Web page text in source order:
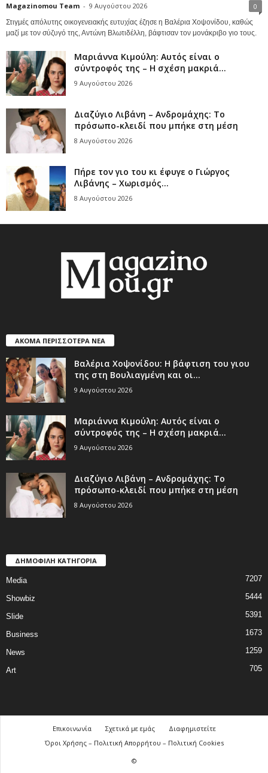
Magazinomou Team - 9 Αυγούστου 2026 0
Στιγμές απόλυτης οικογενειακής ευτυχίας έζησε η Βαλέρια Χοψονίδου, καθώς
μαζί με τον σύζυγό της, Αντώνη Βλωτιδέλλη, βάφτισαν τον μονάκριβο γιο τους.
Μαριάννα Κιμούλη: Αυτός είναι ο
σύντροφός της – Η σχέση μακριά...
9 Αυγούστου 2026
Διαζύγιο Λιβάνη – Ανδρομάχης: Το
πρόσωπο-κλειδί που μπήκε στη μέση
8 Αυγούστου 2026
Πήρε τον γιο του κι έφυγε ο Γιώργος
Λιβάνης – Χωρισμός...
8 Αυγούστου 2026
ΑΚΟΜΑ ΠΕΡΙΣΣΟΤΕΡΑ ΝΕΑ
Βαλέρια Χοψονίδου: Η βάφτιση του γιου
της στη Βουλιαγμένη και οι...
9 Αυγούστου 2026
Μαριάννα Κιμούλη: Αυτός είναι ο
σύντροφός της – Η σχέση μακριά...
9 Αυγούστου 2026
Διαζύγιο Λιβάνη – Ανδρομάχης: Το
πρόσωπο-κλειδί που μπήκε στη μέση
8 Αυγούστου 2026
ΔΗΜΟΦΙΛΗ ΚΑΤΗΓΟΡΙΑ
Media 7207
Showbiz 5444
Slide 5391
Business 1673
News 1259
Art 705
Επικοινωνία Σχετικά με εμάς
Διαφημιστείτε
Όροι Χρήσης – Πολιτική Απορρήτου – Πολιτική Cookies
©